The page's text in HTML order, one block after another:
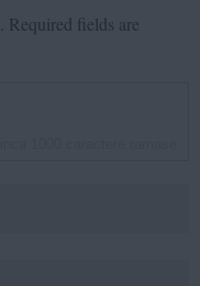
Required fields are